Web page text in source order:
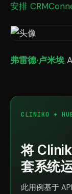
安排
弗雷德·卢米埃
CLINIKO +
将
套系统
此用例基于